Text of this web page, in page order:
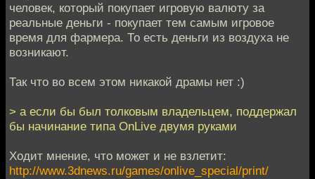
человек, который покупает игровую валюту за
реальные деньги - покупает тем самым игровое
время для фармера. То есть деньги из воздуха не
возникают.
Так что во всем этом никакой драмы нет :)
> а если бы был толковым владельцем, поддержал
бы начинание типа OnLive двумя руками
Ходит мнение, что может и не взлетит:
http://www.3dnews.ru/games/onlive_special/print/